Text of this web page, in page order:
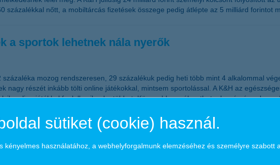
százalékkal nőtt, a mobiltárcás fizetések összege pedig átlépte az 5 milliárd forintot
a sportok lehetnek nála nyerők
mozog rendszeresen, 29 százalékuk pedig heti több mint 4 alkalommal
nagy részét inkább tölti online játékokkal, mintsem sportolással. A K&H az
online játékkal foglalkozik a legtöbbet. Könnyebben választhatunk számára
harmadik magyar bankol okostelefonról
sütiket (cookie) használ.
kényelmes használatához, a webhelyforgalmunk elemzéséhez és személyre